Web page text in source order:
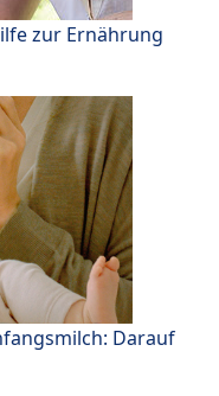
zur Ernährung
Darauf